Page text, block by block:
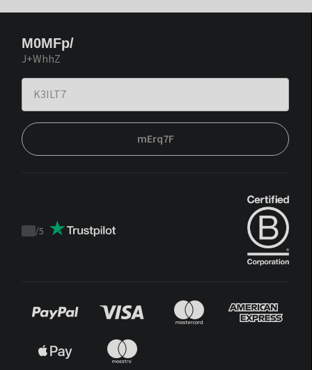
M0MFp/
J+WhhZ
mErq7F
Trustpilot
/5